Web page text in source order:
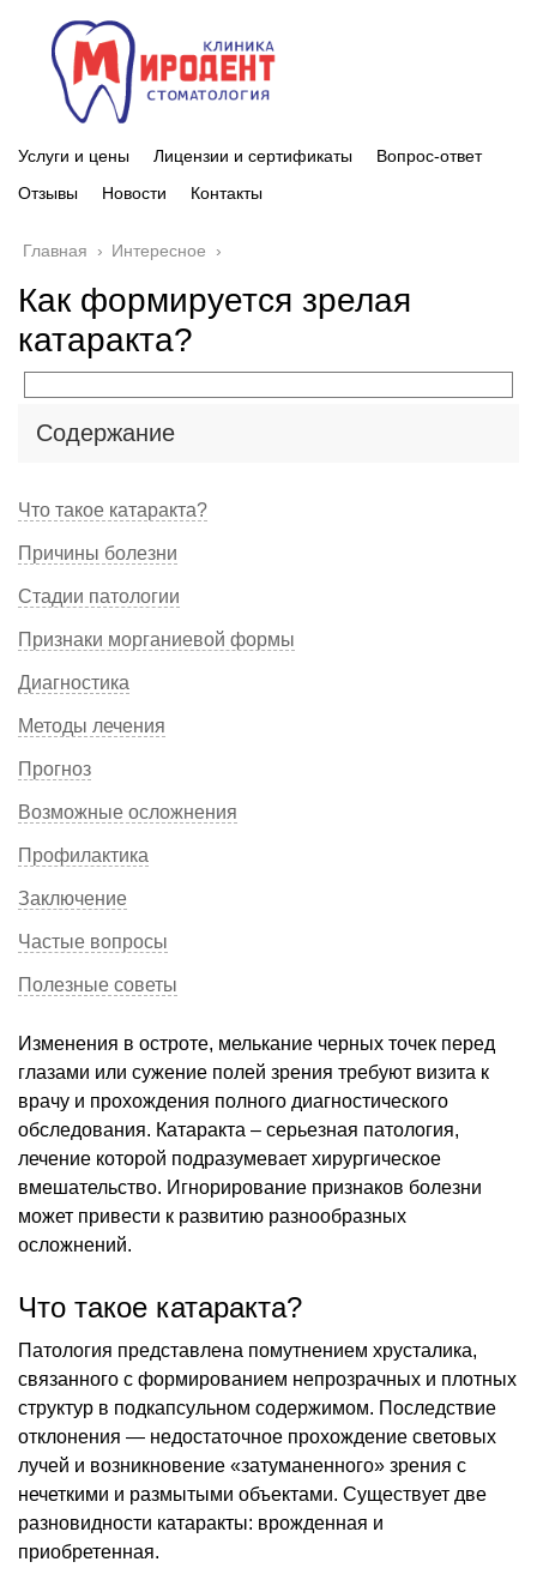
Услуги и цены Лицензии и сертификаты
Вопрос-ответ
Отзывы
Новости Контакты
Главная › Интересное ›
Как формируется зрелая
катаракта?
Содержание
Что такое катаракта?
Причины болезни
Стадии патологии
Признаки морганиевой формы
Диагностика
Методы лечения
Прогноз
Возможные осложнения
Профилактика
Заключение
Частые вопросы
Полезные советы
Изменения в остроте, мелькание черных точек перед
глазами или сужение полей зрения требуют визита к
врачу и прохождения полного диагностического
обследования. Катаракта – серьезная патология,
лечение которой подразумевает хирургическое
вмешательство. Игнорирование признаков болезни
может привести к развитию разнообразных
осложнений.
Что такое катаракта?
Патология представлена помутнением хрусталика,
связанного с формированием непрозрачных и плотных
структур в подкапсульном содержимом. Последствие
отклонения — недостаточное прохождение световых
лучей и возникновение «затуманенного» зрения с
нечеткими и размытыми объектами. Существует две
разновидности катаракты: врожденная и
приобретенная.